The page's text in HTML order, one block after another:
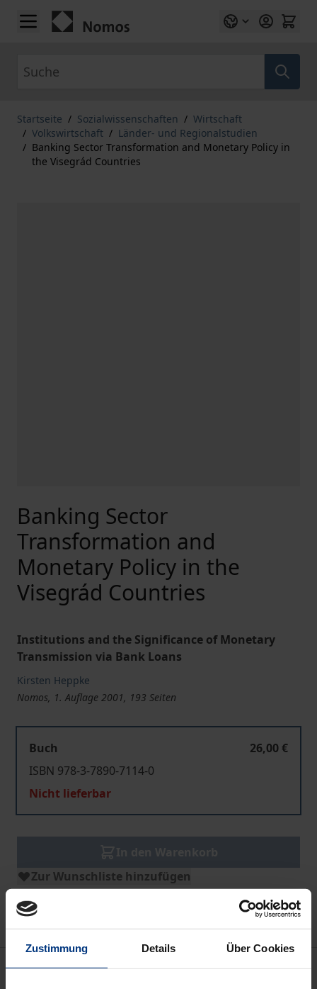
Zustimmung Details Über Cookies
Zum Inhalt springen
Startseite / Sozialwissenschaften / Wirtschaft
/ Volkswirtschaft / Länder- und Regionalstudien
/ Banking Sector Transformation and Monetary Policy in
the Visegrád Countries
Banking Sector
Transformation and
Monetary Policy in the
Visegrád Countries
Institutions and the Significance of Monetary
Transmission via Bank Loans
Kirsten Heppke
Nomos, 1. Auflage 2001, 193 Seiten
Buch
26,00 €
ISBN 978-3-7890-7114-0
Nicht lieferbar
Zur Wunschliste hinzufügen
Hinweise zu Versandkosten
Beschreibung